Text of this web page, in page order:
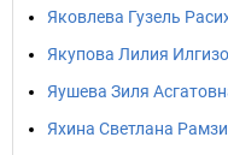
Яковлева Гузель
Якупова Лилия
Яушева Зиля
Яхина Светлана